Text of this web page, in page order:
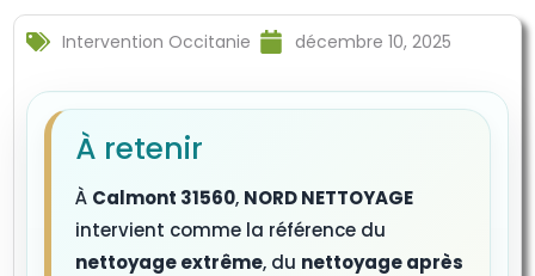
Intervention Occitanie décembre 10, 2025
À retenir
À Calmont 31560, NORD NETTOYAGE
intervient comme la référence du
nettoyage extrême, du nettoyage après